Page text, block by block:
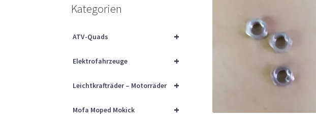
Kategorien
+
ATV-Quads
+
Elektrofahrzeuge
+
Leichtkrafträder – Motorräder
+
Mofa Moped Mokick